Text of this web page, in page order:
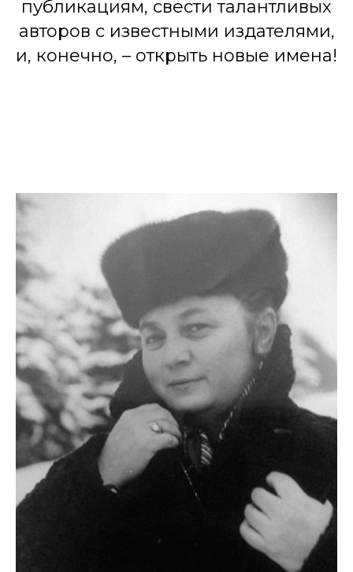
публикациям, свести талантливых
авторов с известными издателями,
и, конечно, – открыть новые имена!